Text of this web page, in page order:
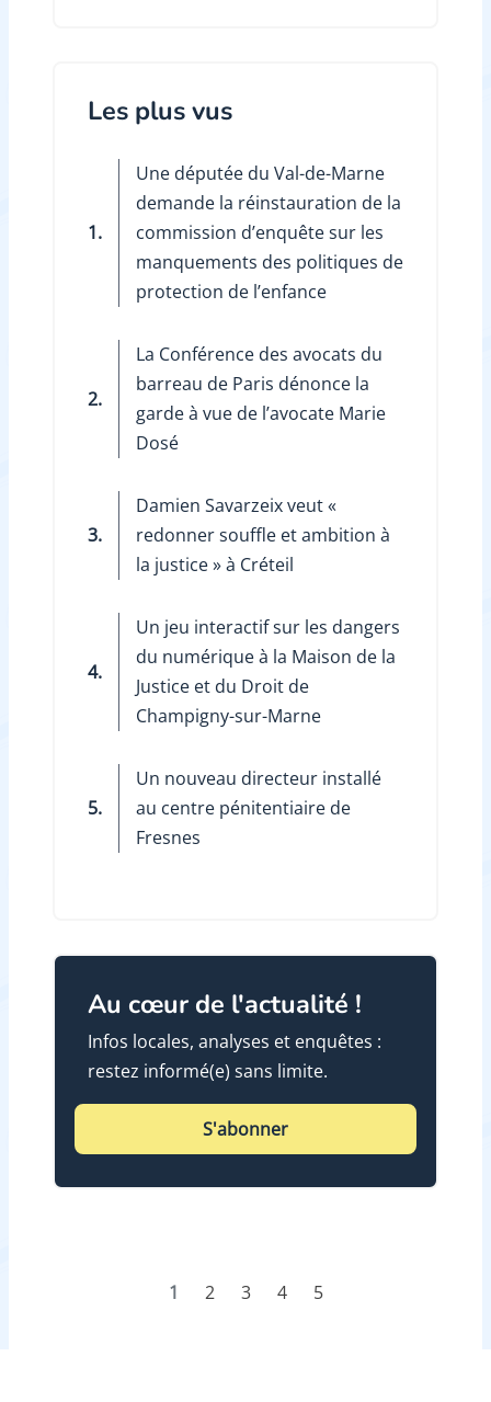
Les plus vus
1.
Une députée du Val-de-Marne
demande la réinstauration de la
commission d’enquête sur les
manquements des politiques de
protection de l’enfance
2.
La Conférence des avocats du
barreau de Paris dénonce la
garde à vue de l’avocate Marie
Dosé
3.
Damien Savarzeix veut «
redonner souffle et ambition à
la justice » à Créteil
4.
Un jeu interactif sur les dangers
du numérique à la Maison de la
Justice et du Droit de
Champigny-sur-Marne
5.
Un nouveau directeur installé
au centre pénitentiaire de
Fresnes
Au cœur de l'actualité !
Infos locales, analyses et enquêtes :
restez informé(e) sans limite.
S'abonner
1 2 3 4 5